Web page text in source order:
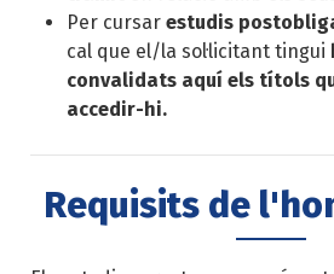
Per cursar estudis
cal que el/la sol·licitant tingui
convalidats aquí els títols
accedir-hi.
Requisits de